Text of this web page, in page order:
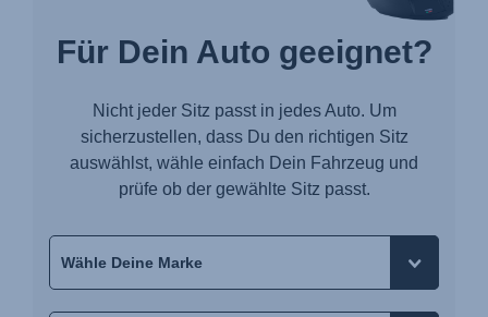
Für Dein Auto geeignet?
Nicht jeder Sitz passt in jedes Auto. Um
sicherzustellen, dass Du den richtigen Sitz
auswählst, wähle einfach Dein Fahrzeug und
prüfe ob der gewählte Sitz passt.